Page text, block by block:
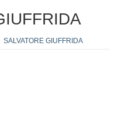
SALVATORE GIUFFRIDA